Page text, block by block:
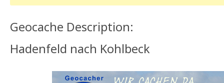
Geocache Description:
Hadenfeld nach Kohlbeck